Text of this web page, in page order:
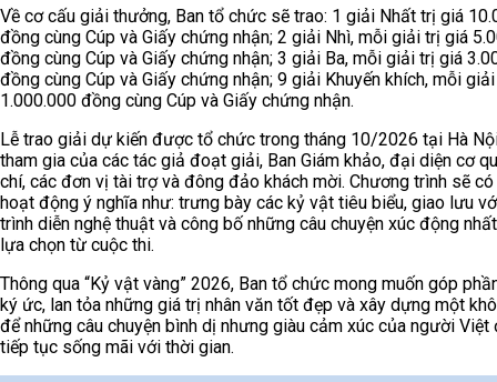
Về cơ cấu giải thưởng, Ban tổ chức sẽ trao: 1 giải Nhất trị giá
đồng cùng Cúp và Giấy chứng nhận; 2 giải Nhì, mỗi giải trị giá
đồng cùng Cúp và Giấy chứng nhận; 3 giải Ba, mỗi giải trị giá
đồng cùng Cúp và Giấy chứng nhận; 9 giải Khuyến khích, mỗi
1.000.000 đồng cùng Cúp và Giấy chứng nhận.
Lễ trao giải dự kiến được tổ chức trong tháng 10/2026 tại Hà
tham gia của các tác giả đoạt giải, Ban Giám khảo, đại diện cơ
chí, các đơn vị tài trợ và đông đảo khách mời. Chương trình sẽ có
hoạt động ý nghĩa như: trưng bày các kỷ vật tiêu biểu, giao lưu
trình diễn nghệ thuật và công bố những câu chuyện xúc động
lựa chọn từ cuộc thi.
Thông qua “Kỷ vật vàng” 2026, Ban tổ chức mong muốn góp
ký ức, lan tỏa những giá trị nhân văn tốt đẹp và xây dựng một
để những câu chuyện bình dị nhưng giàu cảm xúc của người Việt
tiếp tục sống mãi với thời gian.